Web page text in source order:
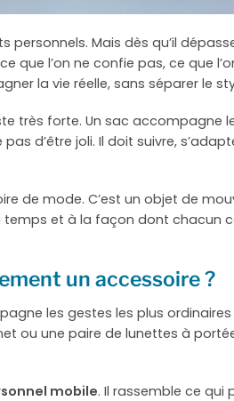
Mais dès qu’il
que l’on ne confie pas, ce que
la vie réelle, sans séparer le
très forte. Un sac accompagne
d’être joli. Il doit suivre,
de mode. C’est un objet de
et à la façon dont chacun
un accessoire ?
les gestes les plus
ou une paire de lunettes à
mobile. Il rassemble ce qui